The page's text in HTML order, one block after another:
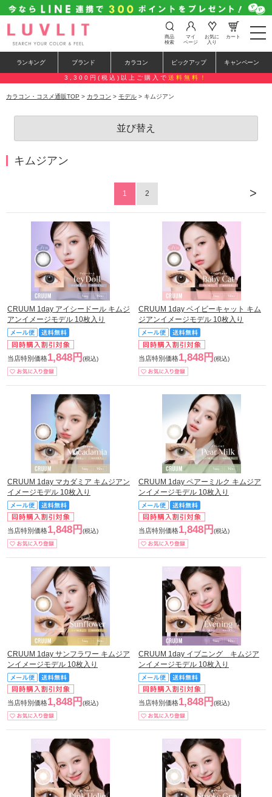
t
o
e
n
t
商品
検索
マイ
ページ
お気に
入り
カート
ランキング ブランド カラコン ピックアップ キャンペーン
3,300円(税込)以上ご購入で 送料無料！
カラコン・コスメ通販TOP > カラコン > モデル > キムジアン
並び替え
キムジアン
>
1 2
CRUUM 1day アイシードール キムジ
アンイメージモデル 10枚入り
当店特別価格1,848円 (税込)
CRUUM 1day ベイビーキャット キム
ジアンイメージモデル 10枚入り
当店特別価格1,848円 (税込)
CRUUM 1day マカダミア キムジアン
イメージモデル 10枚入り
当店特別価格1,848円 (税込)
CRUUM 1day ペアーミルク キムジア
ンイメージモデル 10枚入り
当店特別価格1,848円 (税込)
CRUUM 1day サンフラワー キムジア
ンイメージモデル 10枚入り
当店特別価格1,848円 (税込)
CRUUM 1day イブニング キムジア
ンイメージモデル 10枚入り
当店特別価格1,848円 (税込)